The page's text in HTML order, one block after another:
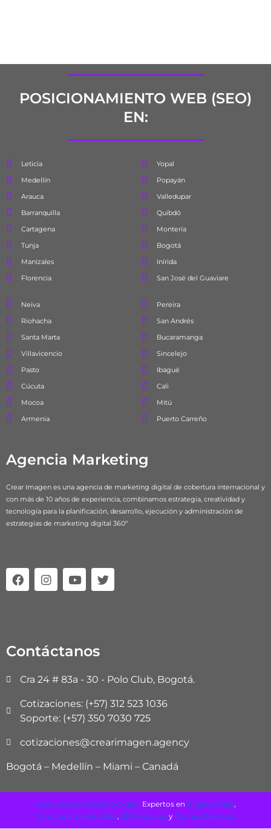
POSICIONAMIENTO WEB (SEO)
EN:
Leticia
Medellín
Arauca
Barranquilla
Cartagena
Tunja
Manizales
Florencia
Yopal
Popayán
Valledupar
Quibdó
Montería
Bogotá
Inírida
San José del Guaviare
Neiva
Riohacha
Santa Marta
Villavicencio
Pasto
Cúcuta
Mocoa
Armenia
Pereira
San Andrés
Bucaramanga
Sincelejo
Ibagué
Cali
Mitú
Puerto Carreño
Agencia Marketing
Crear Imagen es una agencia de marketing digital de cobertura internacional y
con más de 10 años de experiencia, combinamos estrategia, creatividad y
tecnología para la planificación, desarrollo, ejecución y administración de
estrategias de marketing digital 360º
F
a
k
I
n
r
a
Y
o
T
w
Contáctanos
Cra 24 # 83a - 30 - Polo Club, Bogotá.
Cotizaciones: (+57) 312 523 1036
Soporte: (+57) 350 7030 725
cotizaciones@crearimagen.agency
Bogotá – Medellín – Miami – Canadá
Agencia de Marketing Digital Expertos en Páginas Web,
Posicionamiento Web, SMS Masivosy Correos Masivos